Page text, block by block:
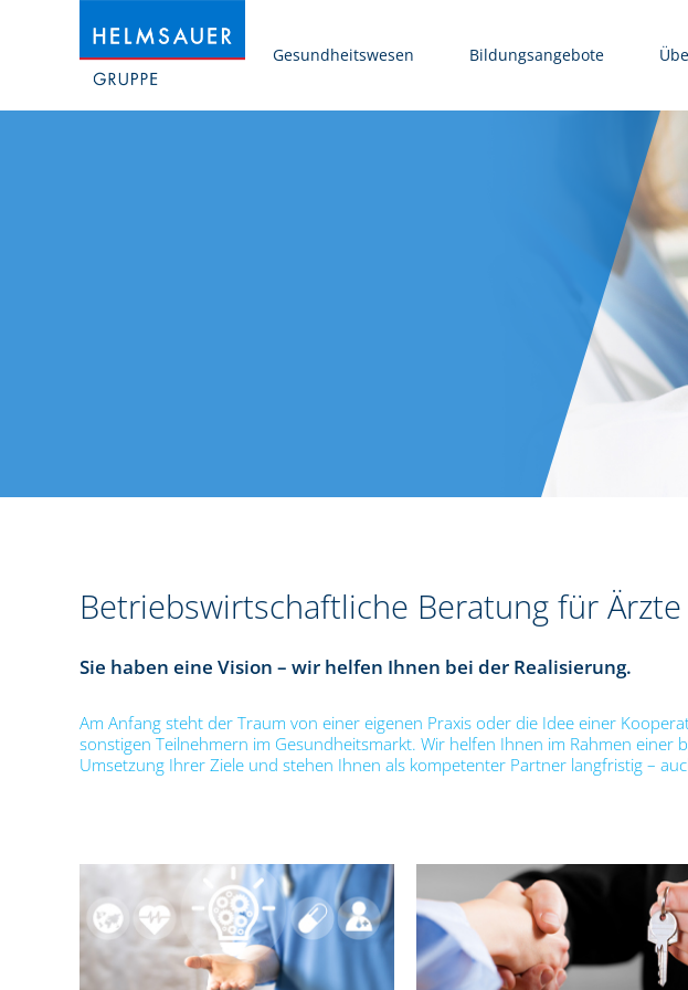
Gesundheitswesen Bildungsangebote
Betriebswirtschaftliche Beratung für Ärzte
Sie haben eine Vision – wir helfen Ihnen bei der Realisierung.
Am Anfang steht der Traum von einer eigenen Praxis oder die Idee einer
sonstigen Teilnehmern im Gesundheitsmarkt. Wir helfen Ihnen im Rahmen einer
Umsetzung Ihrer Ziele und stehen Ihnen als kompetenter Partner langfristig –